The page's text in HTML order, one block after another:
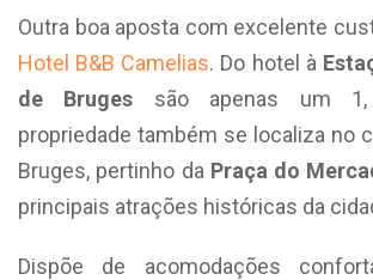
Outra boa aposta com excelente
Hotel B&B Camelias. Do hotel à
de Bruges são apenas um
propriedade também se localiza no
Bruges, pertinho da Praça do
principais atrações históricas da
Dispõe de acomodações